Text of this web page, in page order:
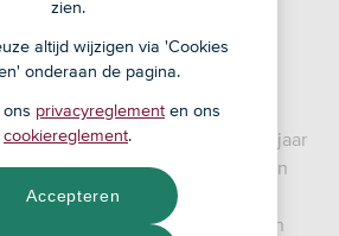
(uiterlijk in het vijfde kalenderjaar
AOW-leeftijd hebt bereikt)? Dan
laten uitkeren met een
en worden deze uitkeringen
zien.
altijd wijzigen via 'Cookies
onderaan de pagina.
privacyreglement en ons
cookiereglement.
Accepteren